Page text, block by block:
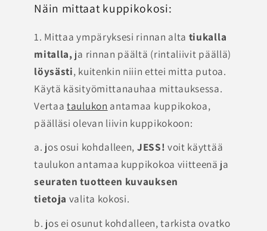
Näin mittaat kuppikokosi:
1. Mittaa ympäryksesi rinnan alta tiukalla
mitalla, ja rinnan päältä (rintaliivit päällä)
löysästi, kuitenkin niiin ettei mitta putoa.
Käytä käsityömittanauhaa mittauksessa.
Vertaataulukon antamaa kuppikokoa,
päälläsi olevan liivin kuppikokoon:
a. jos osui kohdalleen, JESS! voit käyttää
taulukon antamaa kuppikokoa viitteenä ja
seuraten tuotteen kuvauksen
tietoja valita kokosi.
b. jos ei osunut kohdalleen, tarkista ovatko